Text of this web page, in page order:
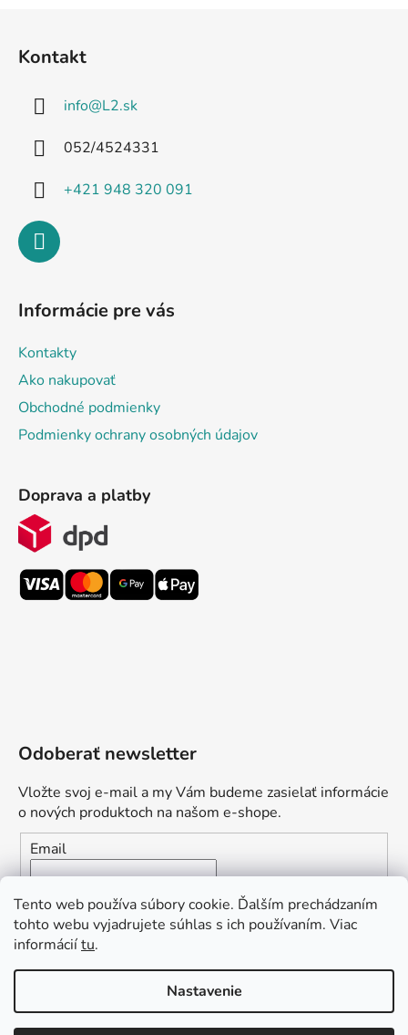
Tento web používa súbory cookie. Ďalším prechádzaním
tohto webu vyjadrujete súhlas s ich používaním. Viac
informáciítu.
Nastavenie
Kontakt
info@L2.sk
052/4524331
+421 948 320 091
Informácie pre vás
Kontakty
Ako nakupovať
Obchodné podmienky
Podmienky ochrany osobných údajov
Doprava a platby
Odoberať newsletter
Vložte svoj e-mail a my Vám budeme zasielať informácie
o nových produktoch na našom e-shope.
Email
Vložením e-mailu súhlasíte s
podmienkami ochrany
osobných údajov
môžem pomôcť?“